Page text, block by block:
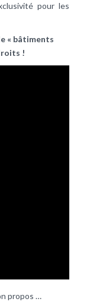
pour les
« bâtiments
!
propos …